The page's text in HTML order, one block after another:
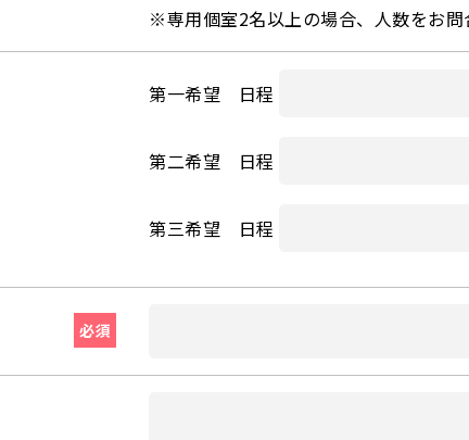
※専用個室2名以上の場合、人数をお問
第一希望 日程
第二希望 日程
第三希望 日程
必須